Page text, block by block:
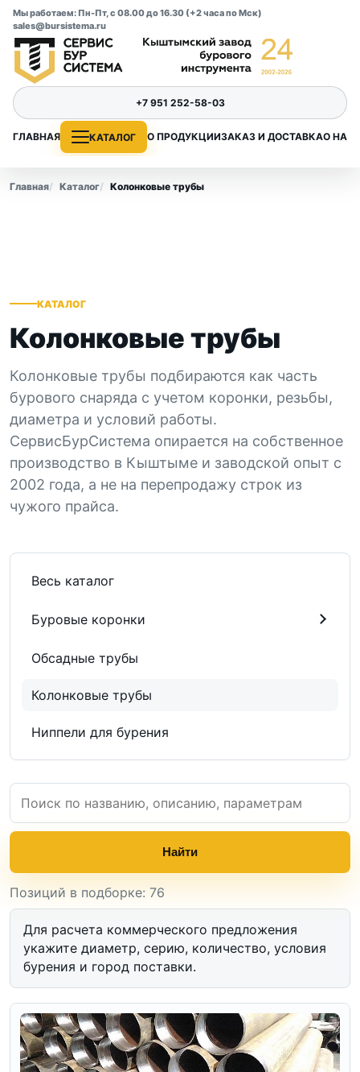
Мы работаем: Пн-Пт, с 08.00 до 16.30 (+2 часа по Мск)
sales@bursistema.ru
ГЛАВНАЯ КАТАЛОГ О ПРОДУКЦИИЗАКАЗ И ДОСТАВКАО НАС
+7 951 252-58-03
Главная Каталог Колонковые трубы
КАТАЛОГ
Колонковые трубы
Колонковые трубы подбираются как часть
бурового снаряда с учетом коронки, резьбы,
диаметра и условий работы.
СервисБурСистема опирается на собственное
производство в Кыштыме и заводской опыт с
2002 года, а не на перепродажу строк из
чужого прайса.
Весь каталог
Буровые коронки
Обсадные трубы
Колонковые трубы
Ниппели для бурения
Найти
Позиций в подборке: 76
Для расчета коммерческого предложения
укажите диаметр, серию, количество, условия
бурения и город поставки.